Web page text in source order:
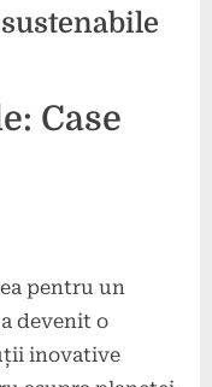
Case
pentru un
devenit o
inovative